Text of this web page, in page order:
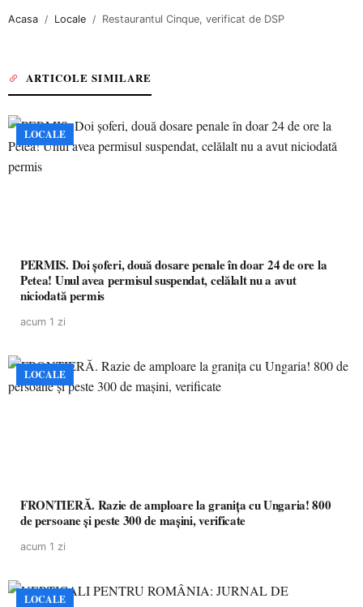
Acasa Locale Restaurantul Cinque, verificat de DSP
ARTICOLE SIMILARE
LOCALE
PERMIS. Doi șoferi, două dosare penale în doar 24 de ore la
Petea! Unul avea permisul suspendat, celălalt nu a avut
niciodată permis
acum 1 zi
LOCALE
FRONTIERĂ. Razie de amploare la granița cu Ungaria! 800
de persoane și peste 300 de mașini, verificate
acum 1 zi
LOCALE